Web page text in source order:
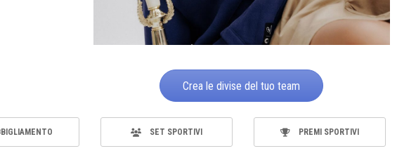
Crea le divise del tuo team
SET SPORTIVI PREMI SPORTIVI